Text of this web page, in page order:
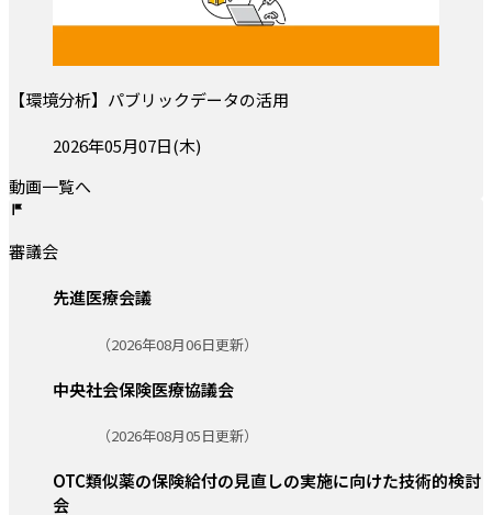
【環境分析】パブリックデータの活用
投稿日:2026年05月07日(木)
動画一覧へ
審議会
先進医療会議
（2026年08月06日更新）
中央社会保険医療協議会
（2026年08月05日更新）
OTC類似薬の保険給付の見直しの実施に向けた技術的検討
会